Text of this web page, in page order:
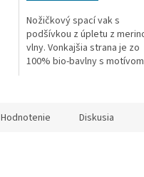
Nožičkový spací vak s
podšívkou z úpletu z
vlny. Vonkajšia strana je zo
100% bio-bavlny s motívom
Hodnotenie Diskusia